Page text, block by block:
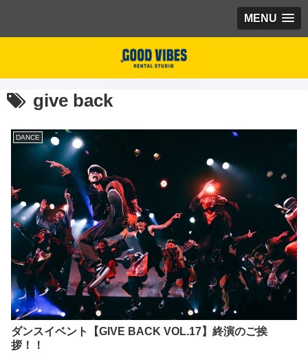
MENU
give back
DANCE
ダンスイベント【GIVE BACK VOL.17】終演のご挨
拶！！